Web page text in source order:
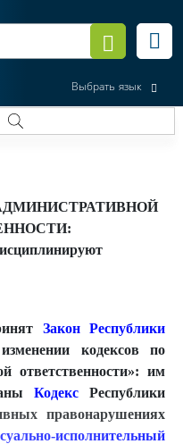
Выбрать язык
Закон Республики
кодексов по
ответственности»: им
Кодекс
Республики
правонарушениях
исполнительный